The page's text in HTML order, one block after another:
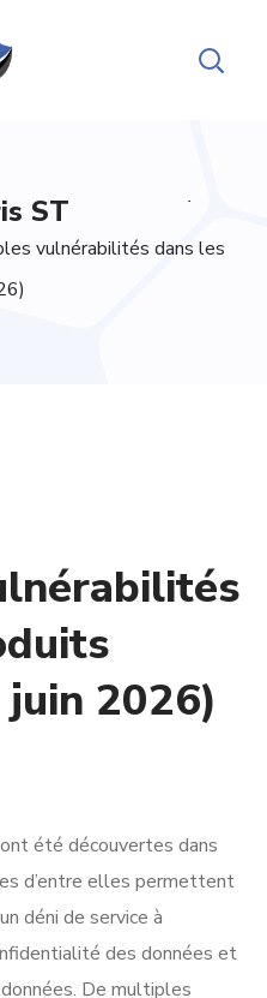
ST
vulnérabilités dans les
2026)
été découvertes dans
d’entre elles permettent
déni de service à
des données et
De multiples